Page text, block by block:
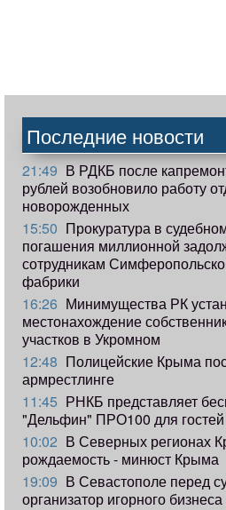
Последние новости
21:49 В РДКБ после
рублей возобновило работу
новорожденных
15:50 Прокуратура в
погашения миллионной
сотрудникам
фабрики
16:26 Минимущества РК
местонахождение
участков в Укромном
12:48 Полицейские Крыма
армрестлинге
11:45 РНКБ представляет
"Дельфин" ПРО100 для гостей
10:02 В Северных регионах
рождаемость - минюст Крыма
19:09 В Севастополе перед
организатор игорного бизнеса